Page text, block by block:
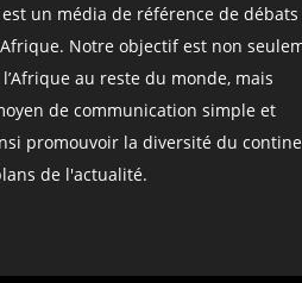
est un média de référence de
Afrique. Notre objectif est non
au reste du monde, mais
de communication simple et
promouvoir la diversité du
de l'actualité.